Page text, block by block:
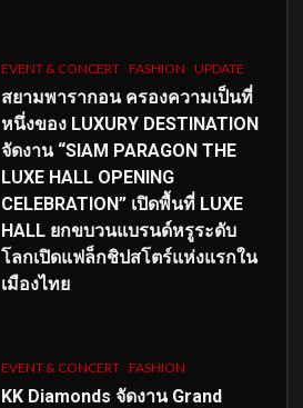
EVENT & CONCERT FASHION UPDATE
สยามพารากอน ครองความเป็นที่
หนึ่งของ LUXURY DESTINATION
จัดงาน “SIAM PARAGON THE
LUXE HALL OPENING
CELEBRATION” เปิดพื้นที่ LUXE
HALL ยกขบวนแบรนด์หรูระดับ
โลกเปิดแฟล็กชิปสโตร์แห่งแรกใน
เมืองไทย
EVENT & CONCERT FASHION
KK Diamonds จัดงาน Grand